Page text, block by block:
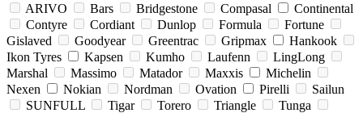
ARIVO
Bars Bridgestone Compasal
Continental
Contyre
Cordiant Dunlop Formula
Fortune
Gislaved
Goodyear Greentrac Gripmax
Hankook
Ikon Tyres
Kapsen Kumho Laufenn
LingLong
Marshal
Massimo Matador Maxxis
Michelin
Nexen
Nokian Nordman Ovation Pirelli
Sailun
SUNFULL
Tigar Torero Triangle
Tunga